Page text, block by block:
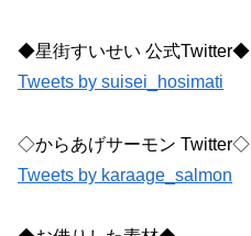
◆星街すいせい 公式Twitter◆
Tweets by suisei_hosimati
◇からあげサーモン Twitter◇
Tweets by karaage_salmon